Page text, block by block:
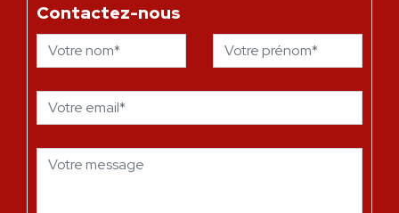
Contactez-nous